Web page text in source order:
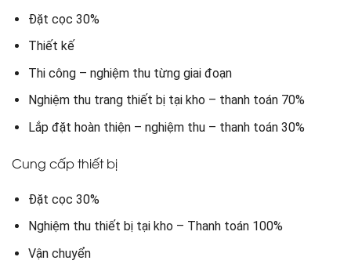
Đặt cọc 30%
Thiết kế
Thi công – nghiệm thu từng giai đoạn
Nghiệm thu trang thiết bị tại kho – thanh toán 70%
Lắp đặt hoàn thiện – nghiệm thu – thanh toán 30%
Cung cấp thiết bị
Đặt cọc 30%
Nghiệm thu thiết bị tại kho – Thanh toán 100%
Vận chuyển